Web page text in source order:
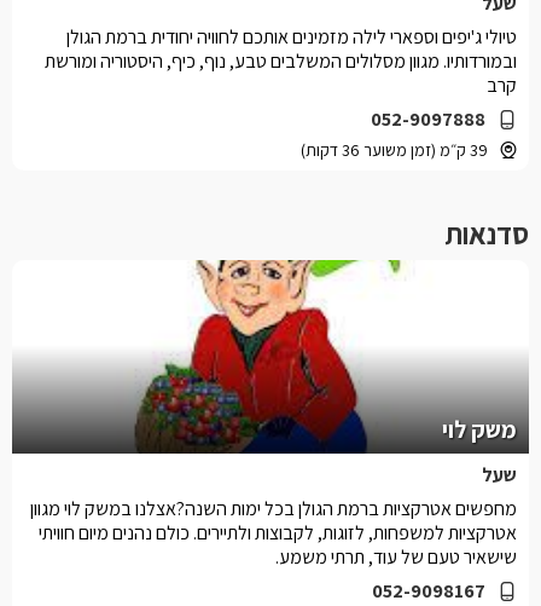
052-9097888
39 ק״מ (זמן משוער 36 דקות)
טיולי ג'יפים וספארי לילה מזמינים אותכם לחוויה יחודית ברמת הגולן
ובמורדותיו. מגוון מסלולים המשלבים טבע, נוף, כיף, היסטוריה ומורשת
קרב
סדנאות
משק לוי
שעל
052-9098167
מחפשים אטרקציות ברמת הגולן בכל ימות השנה?אצלנו במשק לוי מגוון
אטרקציות למשפחות, לזוגות, לקבוצות ולתיירים. כולם נהנים מיום חוויתי
שישאיר טעם של עוד, תרתי משמע.